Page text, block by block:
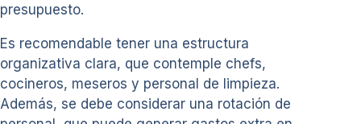
presupuesto.
Es recomendable tener una estructura
organizativa clara, que contemple chefs,
cocineros, meseros y personal de limpieza.
Además, se debe considerar una rotación de